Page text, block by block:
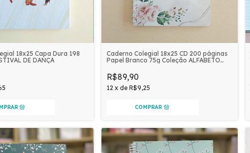
18x25 Capa Dura 198
DE DANÇA
Caderno Colegial 18x25 CD 200 páginas
Papel Branco 75g Coleção ALFABETO
R$89,90
12 x de R$9,25